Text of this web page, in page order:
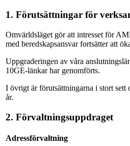
1. Förutsättningar för
Omvärldsläget gör att intresset för
med beredskapsansvar fortsätter att
Uppgraderingen av våra
10GE-länkar har genomförts.
I övrigt är förutsättningarna i stort sett
år.
2. Förvaltningsuppdraget
Adressförvaltning